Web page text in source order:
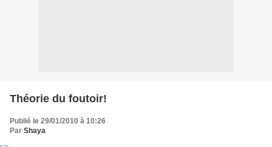
Théorie du foutoir!
Publié le 29/01/2010 à 10:26
Par Shaya